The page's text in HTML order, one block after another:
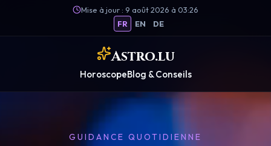
Mise à jour : 9 août 2026 à 03:26
FR
EN DE
Astro.lu
HoroscopeBlog & Conseils
GUIDANCE QUOTIDIENNE